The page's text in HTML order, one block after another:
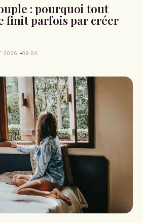
: pourquoi tout
finit parfois par créer
2026 09:04